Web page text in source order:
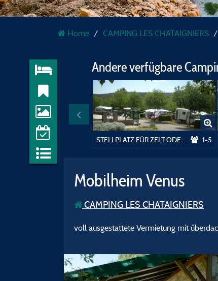
Home CAMPING LES CHATAIGNIERS
Andere verfügbare
1-5
Mobilheim Venus
CAMPING LES CHATAIGNIERS
voll ausgestattete Vermietung mit